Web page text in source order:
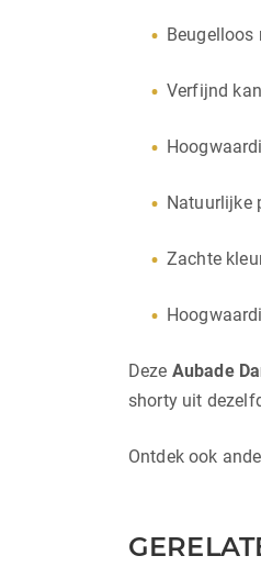
Beugelloos
Verfijnd
Natuurlijke
Zachte
Deze Aubade
shorty uit
Ontdek ook